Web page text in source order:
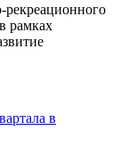
рекреационного
рамках
в